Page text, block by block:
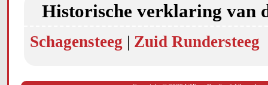
Historische verklaring van
Schagensteeg | Zuid Rundersteeg